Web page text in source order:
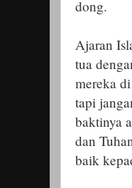
dong.
Ajaran
tua
mereka
tapi
baktinya
dan
baik